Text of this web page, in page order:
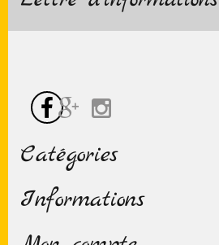
Catégories
Informations